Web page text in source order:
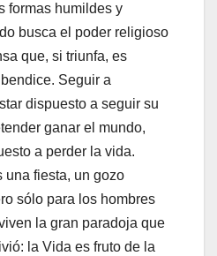
formas humildes y
busca el poder religioso
que, si triunfa, es
Seguir a
dispuesto a seguir su
ganar el mundo,
a perder la vida.
una fiesta, un gozo
sólo para los hombres
la gran paradoja que
la Vida es fruto de la